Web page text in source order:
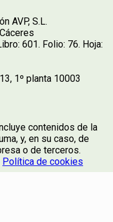
AVP, S.L.
601. Folio: 76. Hoja:
1º planta 10003
contenidos de la
y, en su caso, de
o de terceros.
Política de cookies